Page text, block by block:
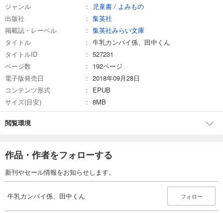
ジャンル
児童書 / よみもの
出版社
集英社
掲載誌・レーベル
集英社みらい文庫
タイトル
牛乳カンパイ係、田中くん
タイトルID
527231
ページ数
192ページ
電子版発売日
2018年09月28日
コンテンツ形式
EPUB
サイズ(目安)
8MB
閲覧環境
作品・作者をフォローする
新刊やセール情報をお知らせします。
牛乳カンパイ係、田中くん フォロー